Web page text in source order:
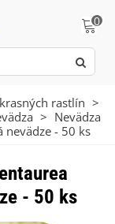
0
rastlín >
> Nevädza
nevädze - 50 ks
- 50 ks